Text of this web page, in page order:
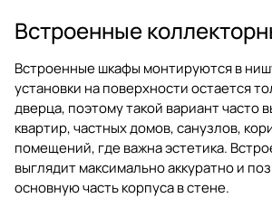
Встроенные
Встроенные шкафы монтируются в
установки на поверхности остается
дверца, поэтому такой вариант часто
квартир, частных домов, санузлов,
помещений, где важна эстетика.
выглядит максимально аккуратно и
основную часть корпуса в стене.